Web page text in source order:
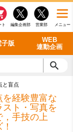
メニュー
営業部
編集企画部
ト
子版
WEB
連動企画
護・介護
シリーズ一覧
ックナンバー
と盲点
経験豊富な
ト・写真を
，手技の上